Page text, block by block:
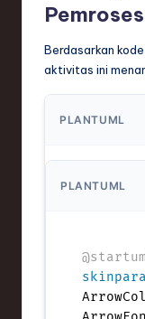
Berdasarkan
aktivitas ini
PLANTUML
PLANTUML